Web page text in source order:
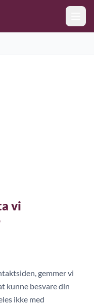
vi
gemmer vi
kunne besvare din
ikke med